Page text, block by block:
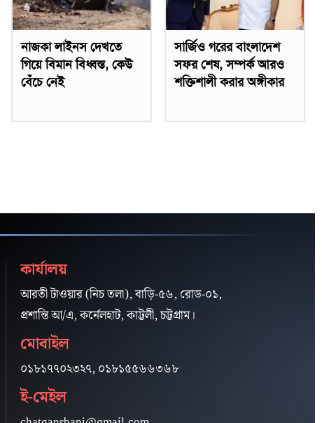
নাজকা লাইনস দেখতে
গিয়ে বিমান বিধ্বস্ত, কেউ
বেঁচে নেই
সার্জিও গরের বাংলাদেশ
সফর শেষ, সম্পর্ক আরও
শক্তিশালী করার অঙ্গীকার
কার্যালয়
আরতী টাওয়ার (নিচ তলা), বাড়ি-৫৬, রোড-০১,
প্রশান্তি আ/এ, কর্নেলহাট, কাট্টলী, চট্টগ্রাম।
মোবাইল
০১৮১৭৭০২৩২৭, ০১৮১৫৫৬৬৩৬৮
ই-মেইল